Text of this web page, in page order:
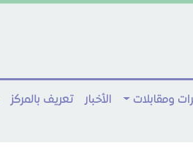
ومقابلات الأخبار تعريف بالمركز